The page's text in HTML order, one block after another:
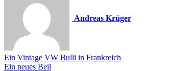
Andreas Krüger
Ein Vintage VW Bulli in Frankreich
Ein neues Beil